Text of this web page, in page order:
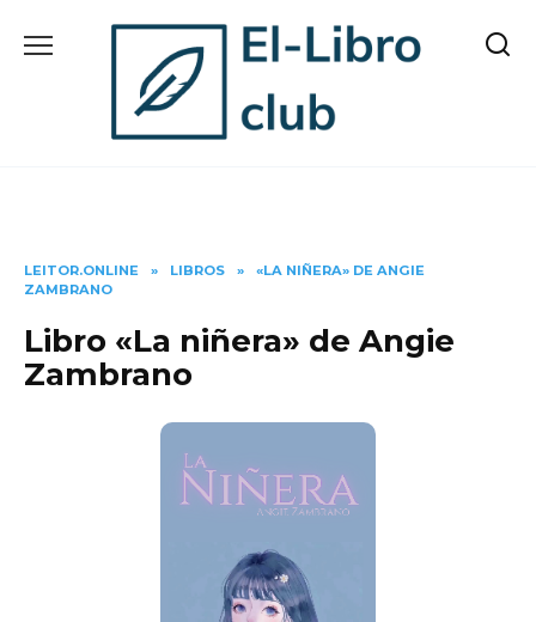
LEITOR.ONLINE » LIBROS »
«LA NIÑERA» DE ANGIE
ZAMBRANO
Libro «La niñera» de Angie
Zambrano